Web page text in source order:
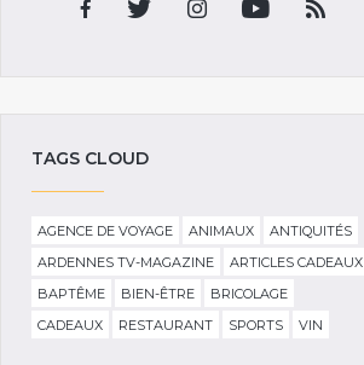
TAGS CLOUD
AGENCE DE VOYAGE ANIMAUX
ANTIQUITÉS
ARDENNES TV-MAGAZINE
ARTICLES CADEAUX
BAPTÊME
BIEN-ÊTRE
BRICOLAGE
CADEAUX
RESTAURANT SPORTS VIN